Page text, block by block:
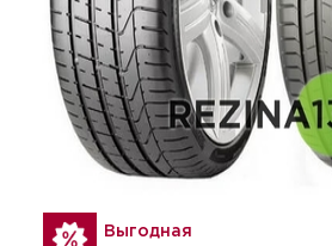
Выгодная